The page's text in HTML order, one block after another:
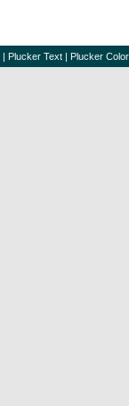
| Plucker Text | Plucker Color